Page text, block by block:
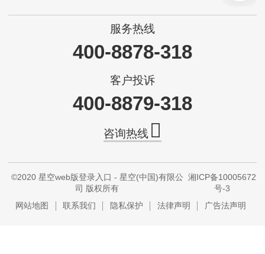
服务热线
400-8878-318
客户投诉
400-8879-318
咨询热线
©2020 星空web版登录入口 - 星空(中国)有限公
司 版权所有
湘ICP备10005672
号-3
网站地图
联系我们 隐私保护 法律声明 广告法声明